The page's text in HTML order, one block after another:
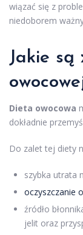
wiązać się z
niedoborem
Jakie
Dieta owocowa
dokładnie
Do zalet tej diety
szybka utrata
oczyszczanie
źródło
jelit oraz